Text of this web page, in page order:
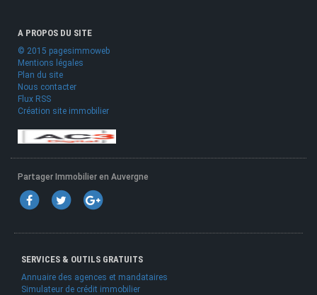
A PROPOS DU SITE
© 2015 pagesimmoweb
Mentions légales
Plan du site
Nous contacter
Flux RSS
Création site immobilier
Partager Immobilier en Auvergne
SERVICES & OUTILS GRATUITS
Annuaire des agences et mandataires
Simulateur de crédit immobilier